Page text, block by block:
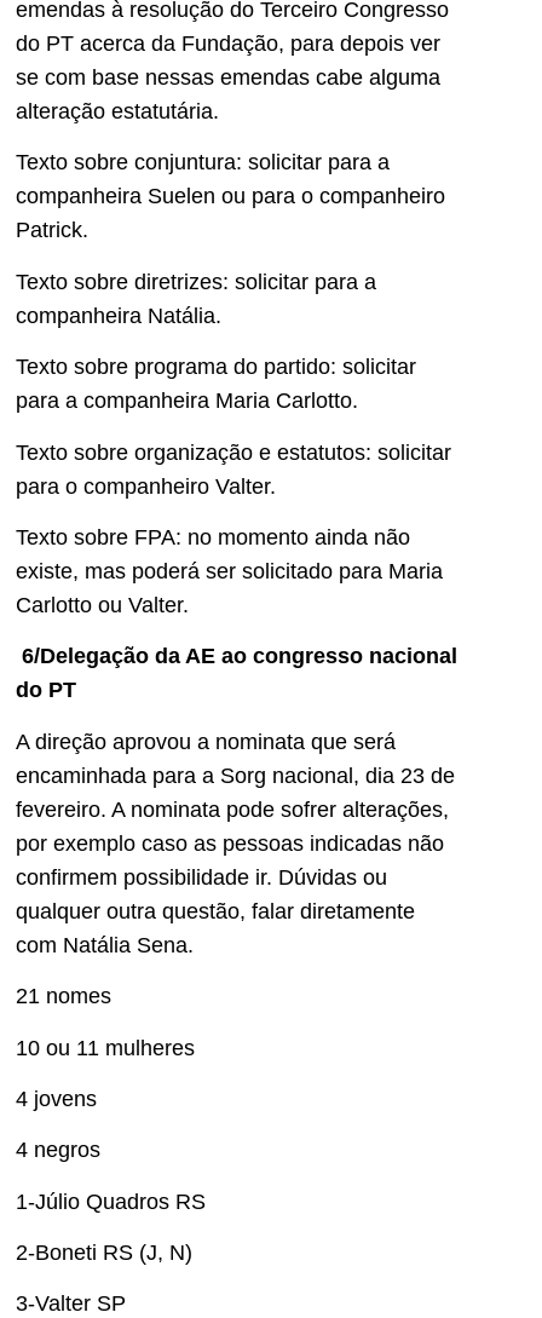
emendas à resolução do Terceiro Congresso
do PT acerca da Fundação, para depois ver
se com base nessas emendas cabe alguma
alteração estatutária.
Texto sobre conjuntura: solicitar para a
companheira Suelen ou para o companheiro
Patrick.
Texto sobre diretrizes: solicitar para a
companheira Natália.
Texto sobre programa do partido: solicitar
para a companheira Maria Carlotto.
Texto sobre organização e estatutos: solicitar
para o companheiro Valter.
Texto sobre FPA: no momento ainda não
existe, mas poderá ser solicitado para Maria
Carlotto ou Valter.
6/Delegação da AE ao congresso nacional
do PT
A direção aprovou a nominata que será
encaminhada para a Sorg nacional, dia 23 de
fevereiro. A nominata pode sofrer alterações,
por exemplo caso as pessoas indicadas não
confirmem possibilidade ir. Dúvidas ou
qualquer outra questão, falar diretamente
com Natália Sena.
21 nomes
10 ou 11 mulheres
4 jovens
4 negros
1-Júlio Quadros RS
2-Boneti RS (J, N)
3-Valter SP